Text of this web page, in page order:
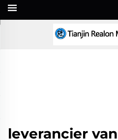
leverancier